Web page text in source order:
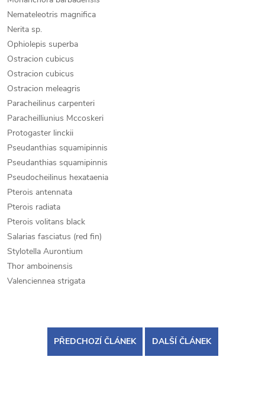
Nemateleotris magnifica
Nerita sp.
Ophiolepis superba
Ostracion cubicus
Ostracion cubicus
Ostracion meleagris
Paracheilinus carpenteri
Paracheilliunius Mccoskeri
Protogaster linckii
Pseudanthias squamipinnis
Pseudanthias squamipinnis
Pseudocheilinus hexataenia
Pterois antennata
Pterois radiata
Pterois volitans black
Salarias fasciatus (red fin)
Stylotella Aurontium
Thor amboinensis
Valenciennea strigata
PŘEDCHOZÍ ČLÁNEK DALŠÍ ČLÁNEK